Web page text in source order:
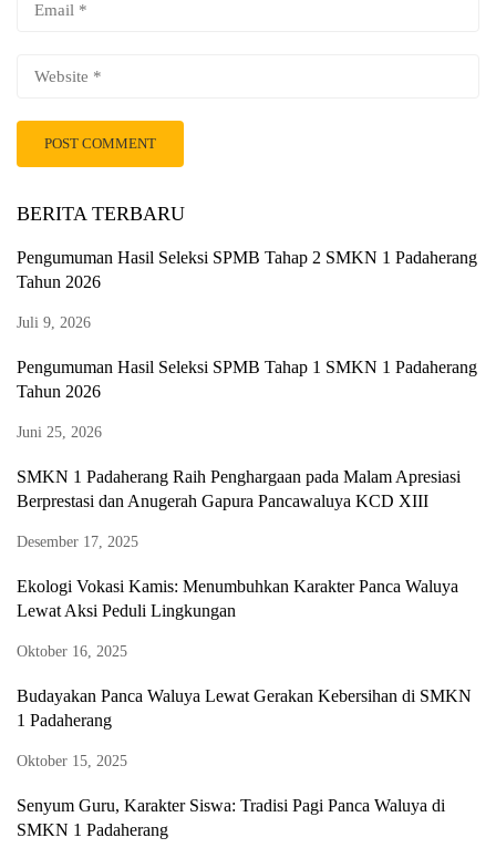
BERITA TERBARU
Pengumuman Hasil Seleksi SPMB Tahap 2 SMKN 1 Padaherang
Tahun 2026
Juli 9, 2026
Pengumuman Hasil Seleksi SPMB Tahap 1 SMKN 1 Padaherang
Tahun 2026
Juni 25, 2026
SMKN 1 Padaherang Raih Penghargaan pada Malam Apresiasi
Berprestasi dan Anugerah Gapura Pancawaluya KCD XIII
Desember 17, 2025
Ekologi Vokasi Kamis: Menumbuhkan Karakter Panca Waluya
Lewat Aksi Peduli Lingkungan
Oktober 16, 2025
Budayakan Panca Waluya Lewat Gerakan Kebersihan di SMKN
1 Padaherang
Oktober 15, 2025
Senyum Guru, Karakter Siswa: Tradisi Pagi Panca Waluya di
SMKN 1 Padaherang